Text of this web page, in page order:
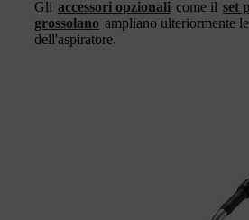
Gli accessori opzionali come il set
grossolano ampliano ulteriormente
dell'aspiratore.